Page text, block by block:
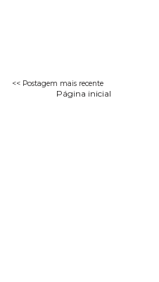
<< Postagem mais recente
Página inicial